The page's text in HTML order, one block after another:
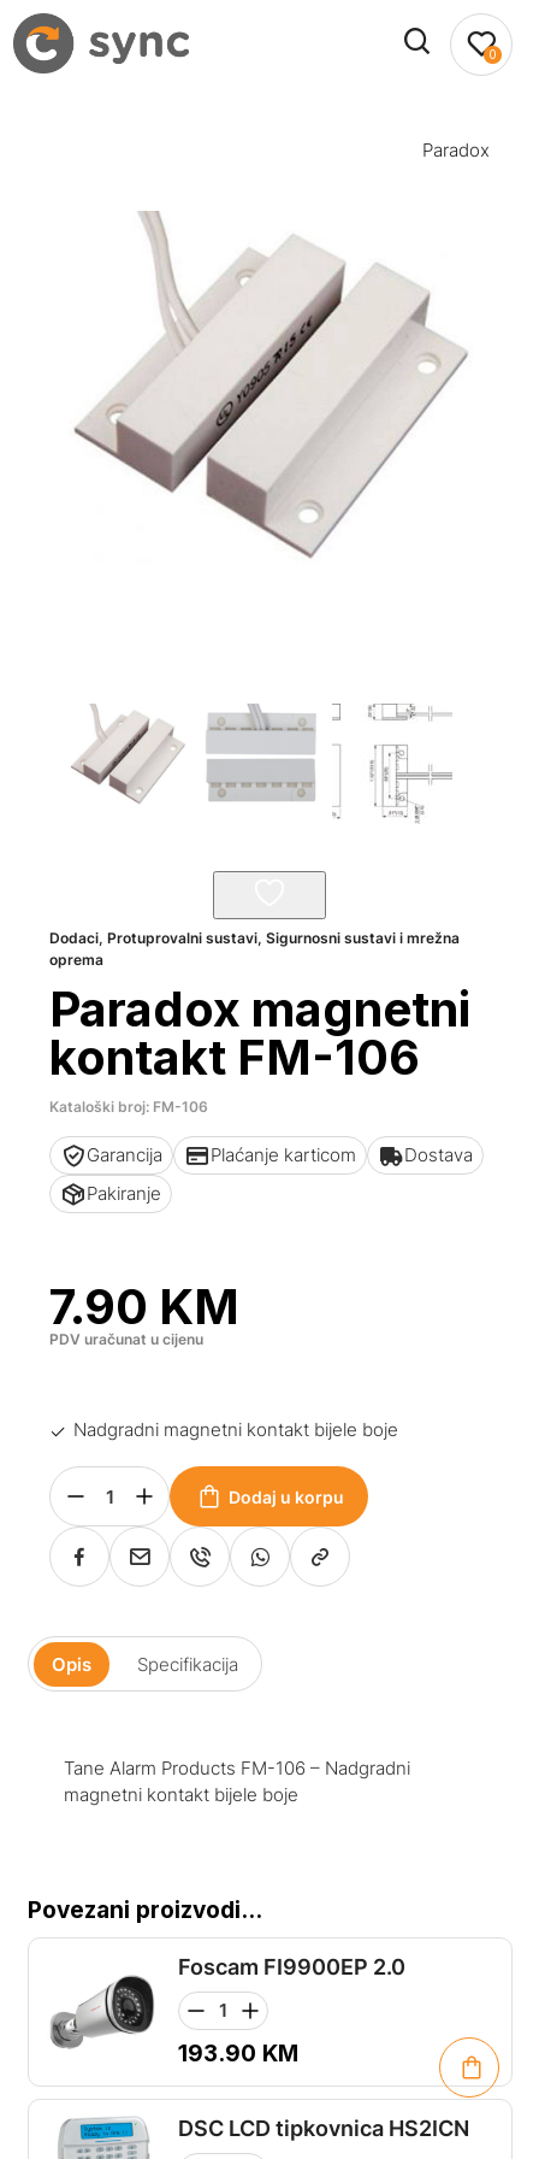
0
Paradox
Dodaci,Protuprovalni sustavi,Sigurnosni sustavi i mrežna
oprema
Paradox magnetni
kontakt FM-106
Kataloški broj: FM-106
Garancija Plaćanje karticom
Dostava
Pakiranje
7.90 KM
PDV uračunat u cijenu
Nadgradni magnetni kontakt bijele boje
Dodaj u korpu
Opis Specifikacija
Tane Alarm Products FM-106 – Nadgradni
magnetni kontakt bijele boje
Povezani proizvodi...
Foscam FI9900EP 2.0
193.90 KM
DSC LCD tipkovnica HS2ICN